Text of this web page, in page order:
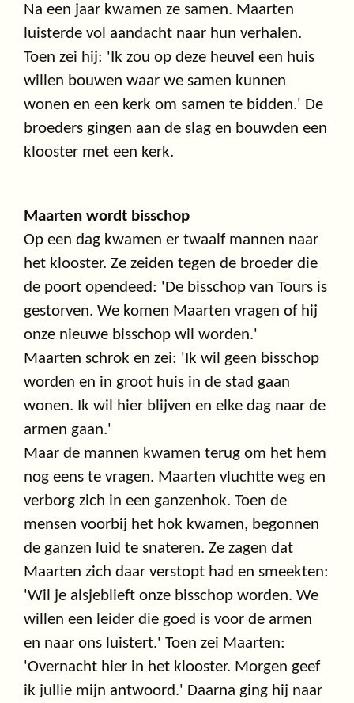
Na een jaar kwamen ze samen. Maarten
luisterde vol aandacht naar hun verhalen.
Toen zei hij: 'Ik zou op deze heuvel een huis
willen bouwen waar we samen kunnen
wonen en een kerk om samen te bidden.' De
broeders gingen aan de slag en bouwden een
klooster met een kerk.
Maarten wordt bisschop
Op een dag kwamen er twaalf mannen naar
het klooster. Ze zeiden tegen de broeder die
de poort opendeed: 'De bisschop van Tours is
gestorven. We komen Maarten vragen of hij
onze nieuwe bisschop wil worden.'
Maarten schrok en zei: 'Ik wil geen bisschop
worden en in groot huis in de stad gaan
wonen. Ik wil hier blijven en elke dag naar de
armen gaan.'
Maar de mannen kwamen terug om het hem
nog eens te vragen. Maarten vluchtte weg en
verborg zich in een ganzenhok. Toen de
mensen voorbij het hok kwamen, begonnen
de ganzen luid te snateren. Ze zagen dat
Maarten zich daar verstopt had en smeekten:
'Wil je alsjeblieft onze bisschop worden. We
willen een leider die goed is voor de armen
en naar ons luistert.' Toen zei Maarten:
'Overnacht hier in het klooster. Morgen geef
ik jullie mijn antwoord.' Daarna ging hij naar